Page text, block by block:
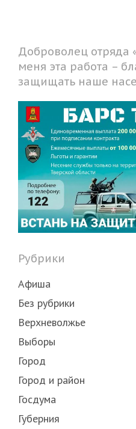
Доброволец отряда
меня эта работа –
защищать наше
Рубрики
Афиша
Без рубрики
Верхневолжье
Выборы
Город
Город и район
Госдума
Губерния